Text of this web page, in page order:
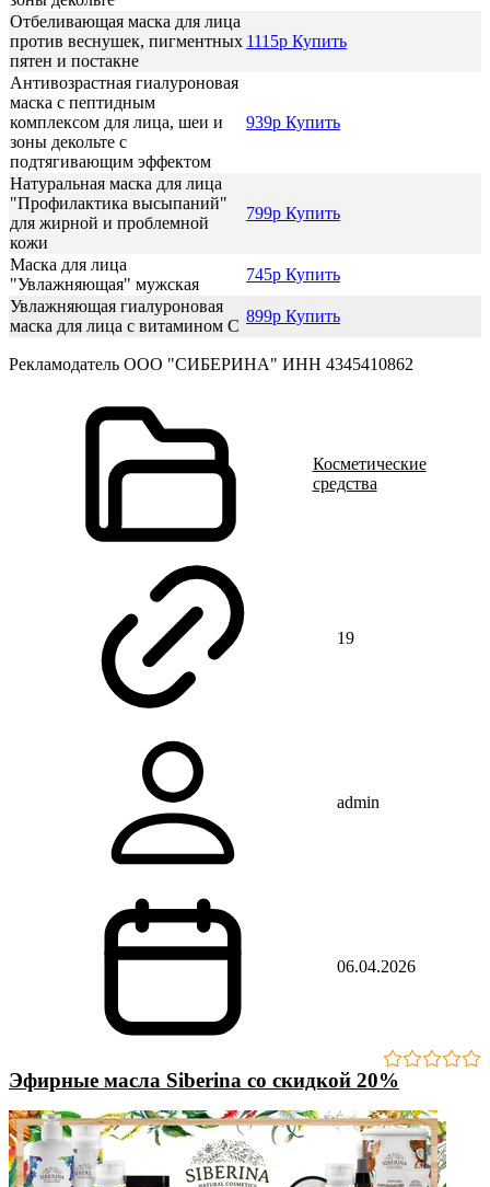
Отбеливающая маска для лица
против веснушек, пигментных
пятен и постакне
1115р Купить
Антивозрастная гиалуроновая
маска с пептидным
комплексом для лица, шеи и
зоны декольте с
подтягивающим эффектом
939р Купить
Натуральная маска для лица
"Профилактика высыпаний"
для жирной и проблемной
кожи
799р Купить
Маска для лица
"Увлажняющая" мужская
745р Купить
Увлажняющая гиалуроновая
маска для лица с витамином С
899р Купить
Рекламодатель ООО "СИБЕРИНА" ИНН 4345410862
Косметические
средства
19
admin
06.04.2026
Эфирные масла Siberina со скидкой 20%